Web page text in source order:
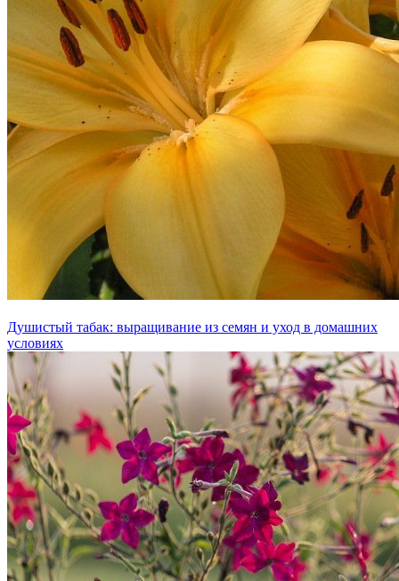
Душистый табак: выращивание из семян и уход в домашних
условиях